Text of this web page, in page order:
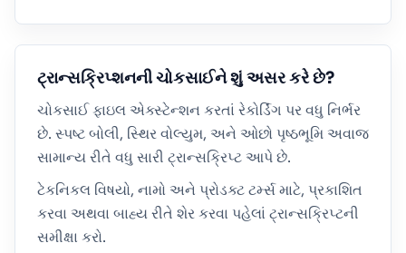
ટ્રાન્સક્રિપ્શનની ચોકસાઈને શું અસર કરે છે?
ચોકસાઈ ફાઇલ એક્સ્ટેન્શન કરતાં રેકોર્ડિંગ પર વધુ નિર્ભર
છે. સ્પષ્ટ બોલી, સ્થિર વોલ્યુમ, અને ઓછો પૃષ્ઠભૂમિ અવાજ
સામાન્ય રીતે વધુ સારી ટ્રાન્સક્રિપ્ટ આપે છે.
ટેકનિકલ વિષયો, નામો અને પ્રોડક્ટ ટર્મ્સ માટે, પ્રકાશિત
કરવા અથવા બાહ્ય રીતે શેર કરવા પહેલાં ટ્રાન્સક્રિપ્ટની
સમીક્ષા કરો.